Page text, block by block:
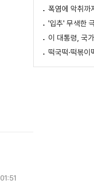
01:51